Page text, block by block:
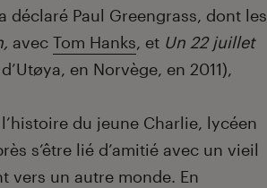
déclaré Paul Greengrass, dont les
avec Tom Hanks, et Un 22 juillet
en Norvège, en 2011),
du jeune Charlie, lycéen
s’être lié d’amitié avec un vieil
vers un autre monde. En